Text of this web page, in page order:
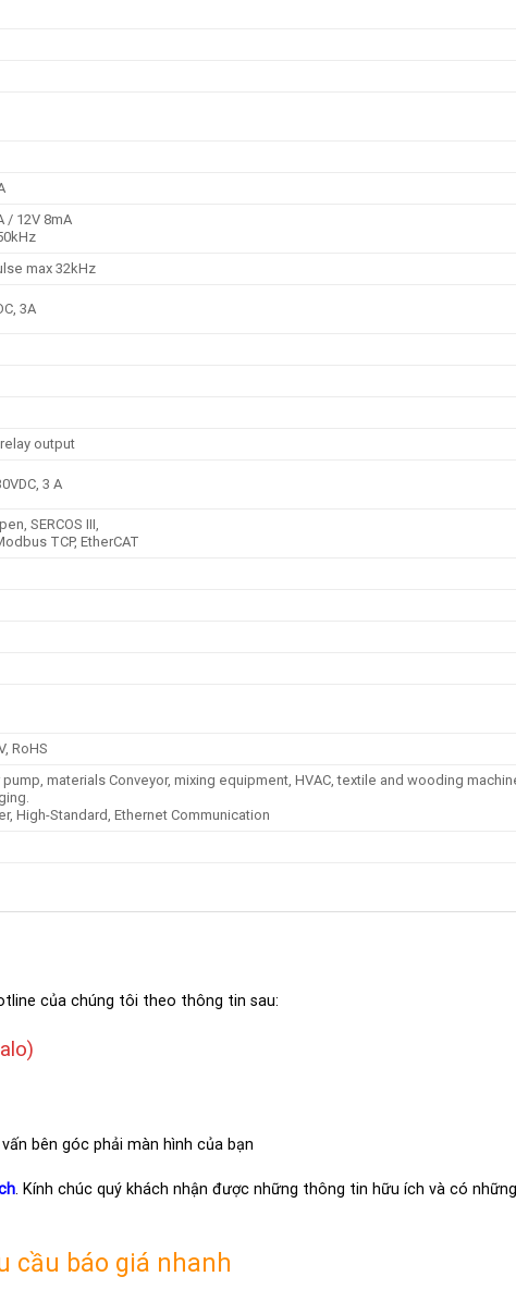
/ 12V 8mA
max 32kHz
3A
relay output
3 A
SERCOS III,
TCP, EtherCAT
RoHS
materials Conveyor, mixing equipment, HVAC, textile and wooding
High-Standard, Ethernet Communication
của chúng tôi theo thông tin sau:
bên góc phải màn hình của bạn
. Kính chúc quý khách nhận được những thông tin hữu ích và có
cầu báo giá nhanh